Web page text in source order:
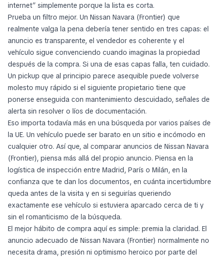
internet” simplemente porque la lista es corta.
Prueba un filtro mejor. Un Nissan Navara (Frontier) que
realmente valga la pena debería tener sentido en tres capas: el
anuncio es transparente, el vendedor es coherente y el
vehículo sigue convenciendo cuando imaginas la propiedad
después de la compra. Si una de esas capas falla, ten cuidado.
Un pickup que al principio parece asequible puede volverse
molesto muy rápido si el siguiente propietario tiene que
ponerse enseguida con mantenimiento descuidado, señales de
alerta sin resolver o líos de documentación.
Eso importa todavía más en una búsqueda por varios países de
la UE. Un vehículo puede ser barato en un sitio e incómodo en
cualquier otro. Así que, al comparar anuncios de Nissan Navara
(Frontier), piensa más allá del propio anuncio. Piensa en la
logística de inspección entre Madrid, París o Milán, en la
confianza que te dan los documentos, en cuánta incertidumbre
queda antes de la visita y en si seguirías queriendo
exactamente ese vehículo si estuviera aparcado cerca de ti y
sin el romanticismo de la búsqueda.
El mejor hábito de compra aquí es simple: premia la claridad. El
anuncio adecuado de Nissan Navara (Frontier) normalmente no
necesita drama, presión ni optimismo heroico por parte del